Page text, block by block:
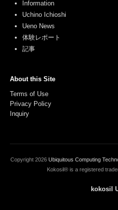
Information
Uchino Ichioshi
Ueno News
体験レポート
記事
About this Site
Terms of Use
Privacy Policy
Inquiry
Copyright 2026 Ubiquitous Computing
Kokosil® is a registered
kokosil